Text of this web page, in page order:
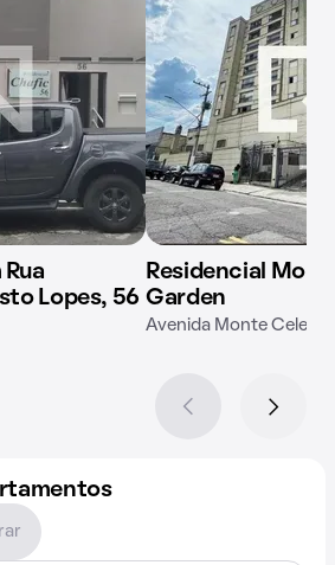
Lopes, 56
Residencial
Garden
Avenida Monte